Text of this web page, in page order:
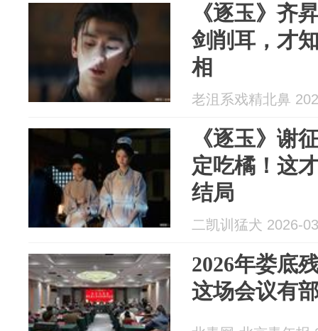
《逐玉》齐
剑削耳，才
相
老沮系戏精北鼻
《逐玉》谢
定吃橘！这
结局
二凯训猛犬 2026-
2026年娄底
这场会议有